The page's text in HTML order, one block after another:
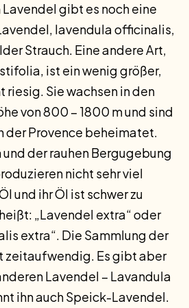
gibt es noch eine
lavendula officinalis,
Strauch. Eine andere Art,
ist ein wenig größer,
riesig. Sie wachsen in den
von 800 – 1800 m und sind
der Provence beheimatet.
der rauhen Bergugebung
nicht sehr viel
und ihr Öl ist schwer zu
„Lavendel extra“ oder
extra“. Die Sammlung der
zeitaufwendig. Es gibt aber
Lavendel – Lavandula
ihn auch Speick-Lavendel.